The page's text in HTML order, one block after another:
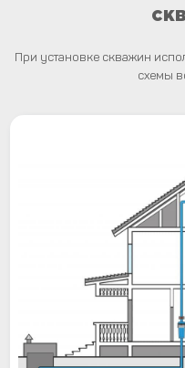
При установке скважин
схемы